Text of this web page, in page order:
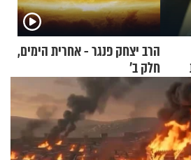
הרב יצחק פנגר - אחרית הימים,
חלק ב’